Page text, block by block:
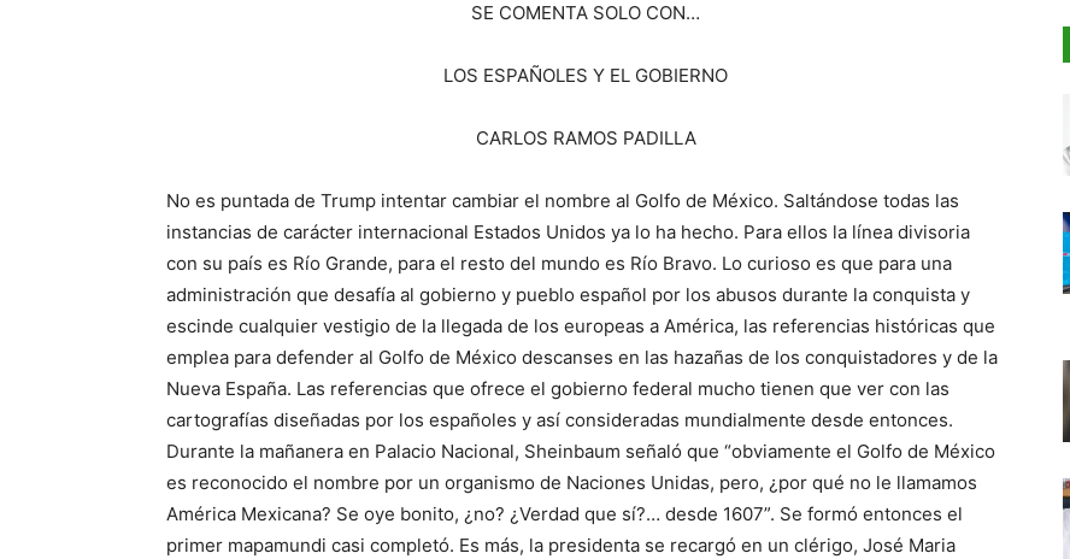
SE COMENTA SOLO CON…
LOS ESPAÑOLES Y EL GOBIERNO
CARLOS RAMOS PADILLA
No es puntada de Trump intentar cambiar el nombre al Golfo de México. Saltándose todas las
instancias de carácter internacional Estados Unidos ya lo ha hecho. Para ellos la línea divisoria
con su país es Río Grande, para el resto del mundo es Río Bravo. Lo curioso es que para una
administración que desafía al gobierno y pueblo español por los abusos durante la conquista y
escinde cualquier vestigio de la llegada de los europeas a América, las referencias históricas que
emplea para defender al Golfo de México descanses en las hazañas de los conquistadores y de la
Nueva España. Las referencias que ofrece el gobierno federal mucho tienen que ver con las
cartografías diseñadas por los españoles y así consideradas mundialmente desde entonces.
Durante la mañanera en Palacio Nacional, Sheinbaum señaló que “obviamente el Golfo de México
es reconocido el nombre por un organismo de Naciones Unidas, pero, ¿por qué no le llamamos
América Mexicana? Se oye bonito, ¿no? ¿Verdad que sí?… desde 1607”. Se formó entonces el
primer mapamundi casi completó. Es más, la presidenta se recargó en un clérigo, José Maria